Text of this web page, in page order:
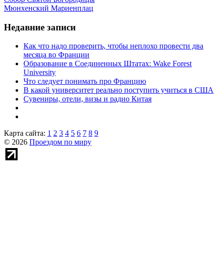
Мюнхенский Мариенплац
Недавние записи
Как что надо проверить, чтобы неплохо провести два
месяца во Франции
Образование в Соединенных Штатах: Wake Forest
University
Что следует понимать про Францию
В какой университет реально поступить учиться в США
Сувениры, отели, визы и радио Китая
Карта сайта: 1 2 3 4 5 6 7 8 9
© 2026 Проездом по миру